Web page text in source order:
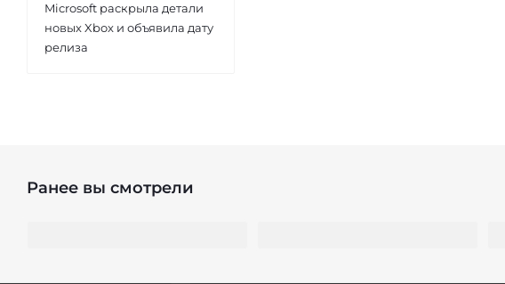
Microsoft раскрыла детали
новых Xbox и объявила дату
релиза
Ранее вы смотрели